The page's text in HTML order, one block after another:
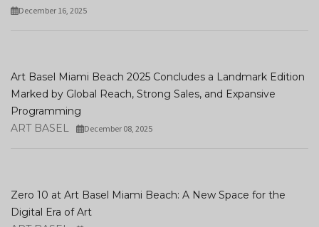
December 16, 2025
Art Basel Miami Beach 2025 Concludes a Landmark Edition
Marked by Global Reach, Strong Sales, and Expansive
Programming
ART BASEL
December 08, 2025
Zero 10 at Art Basel Miami Beach: A New Space for the
Digital Era of Art